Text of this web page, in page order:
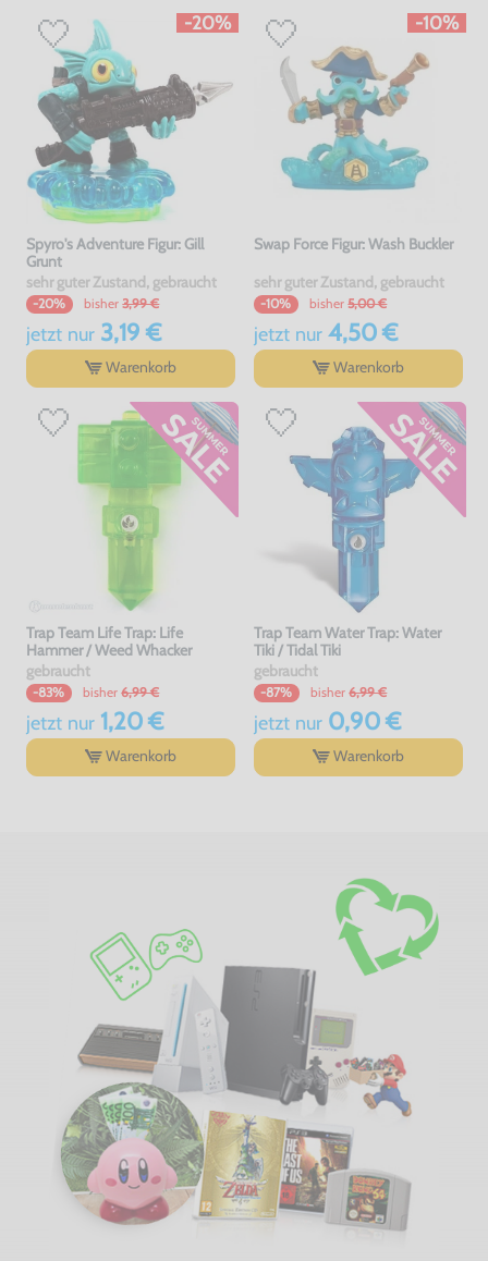
-20%
Spyro's Adventure Figur: Gill
Grunt
sehr guter Zustand, gebraucht
-20% bisher 3,99 €
jetzt nur3,19 €
Warenkorb
-10%
Swap Force Figur: Wash Buckler
sehr guter Zustand, gebraucht
-10% bisher 5,00 €
jetzt nur4,50 €
Warenkorb
Trap Team Life Trap: Life
Hammer / Weed Whacker
gebraucht
-83% bisher 6,99 €
jetzt nur1,20 €
Warenkorb
Trap Team Water Trap: Water
Tiki / Tidal Tiki
gebraucht
-87% bisher 6,99 €
jetzt nur0,90 €
Warenkorb